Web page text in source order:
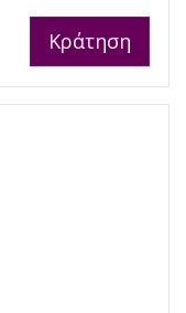
Κράτηση